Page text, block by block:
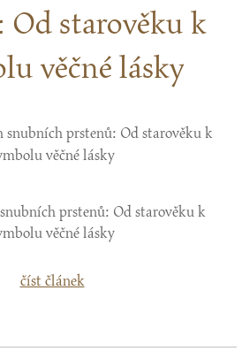
Od starověku k
věčné lásky
prstenů: Od starověku k
věčné lásky
číst článek